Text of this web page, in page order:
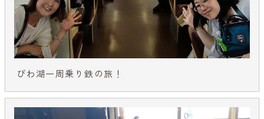
びわ湖一周乗り鉄の旅！